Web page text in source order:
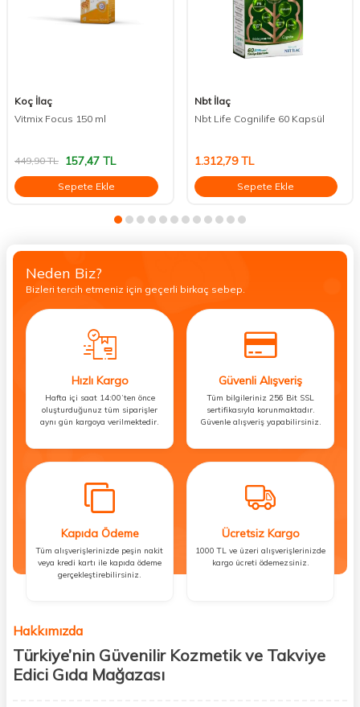
Koç İlaç
Vitmix Focus 150 ml
449,90TL 157,47 TL
Sepete Ekle
Nbt İlaç
Nbt Life Cognilife 60 Kapsül
1.312,79TL
Sepete Ekle
Neden Biz?
Bizleri tercih etmeniz için geçerli birkaç sebep.
Hızlı Kargo
Hafta içi saat 14:00’ten önce
oluşturduğunuz tüm siparişler
aynı gün kargoya verilmektedir.
Güvenli Alışveriş
Tüm bilgileriniz 256 Bit SSL
sertifikasıyla korunmaktadır.
Güvenle alışveriş yapabilirsiniz.
Kapıda Ödeme
Tüm alışverişlerinizde peşin nakit
veya kredi kartı ile kapıda ödeme
gerçekleştirebilirsiniz.
Ücretsiz Kargo
1000 TL ve üzeri alışverişlerinizde
kargo ücreti ödemezsiniz.
Hakkımızda
Türkiye’nin Güvenilir Kozmetik ve Takviye
Edici Gıda Mağazası